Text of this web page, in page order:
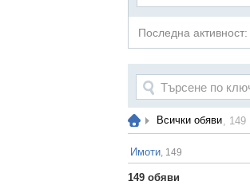
Последна активност:
Всички обяви, 149
Имоти, 149
149 обяви